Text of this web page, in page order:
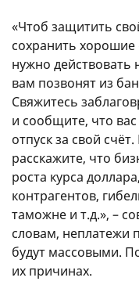
«Чтоб защитить
сохранить
нужно действовать
вам позвонят из
Свяжитесь
и сообщите, что
отпуск за свой
расскажите, что
роста курса
контрагентов,
таможне и т.д.», –
словам, неплатежи
будут массовыми.
их причинах.